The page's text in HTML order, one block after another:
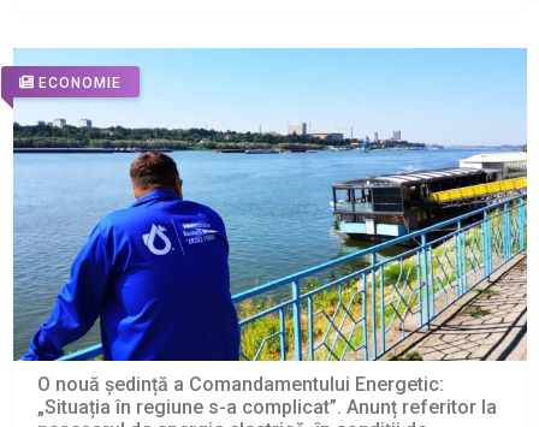
ECONOMIE
O nouă ședință a Comandamentului Energetic:
„Situația în regiune s-a complicat”. Anunț referitor la